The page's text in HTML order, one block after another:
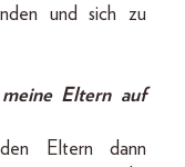
und sich zu
Eltern auf
Eltern dann